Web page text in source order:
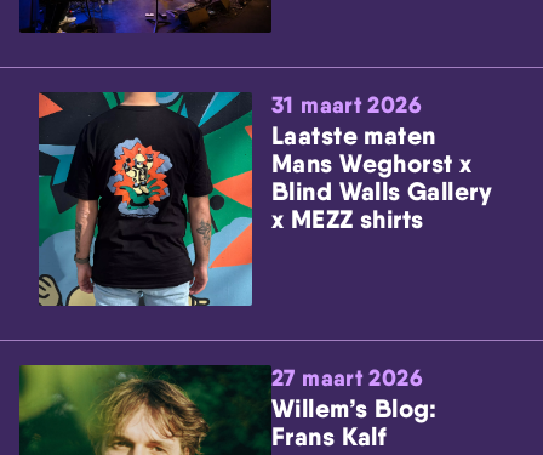
31 maart 2026
Laatste maten
Mans Weghorst x
Blind Walls Gallery
x MEZZ shirts
27 maart 2026
Willem’s Blog:
Frans Kalf